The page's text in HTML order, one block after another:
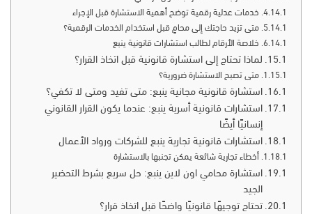
خدمات عدلية رقمية توضح أهمية الاستشارة قبل الإجراء
متى تزيد حاجتك إلى محامٍ قبل استخدام الخدمات الرقمية؟
خلاصة الأرقام لطالب استشارات قانونية ينبع
لماذا تحتاج إلى استشارة قانونية قبل اتخاذ القرار؟
متى تصبح الاستشارة ضرورية؟
استشارة قانونية مجانية ينبع: متى تفيد ومتى لا تكفي؟
استشارات قانونية أسرية ينبع: عندما يكون القرار القانوني
إنسانيًا أيضًا
استشارات قانونية تجارية ينبع للشركات ورواد الأعمال
أخطاء تجارية شائعة يمكن تجنبها بالاستشارة
استشارة محامي اون لاين ينبع: حل سريع بشرط التحضير
الجيد
تحتاج توجيهًا قانونيًا واضحًا قبل اتخاذ قرار؟